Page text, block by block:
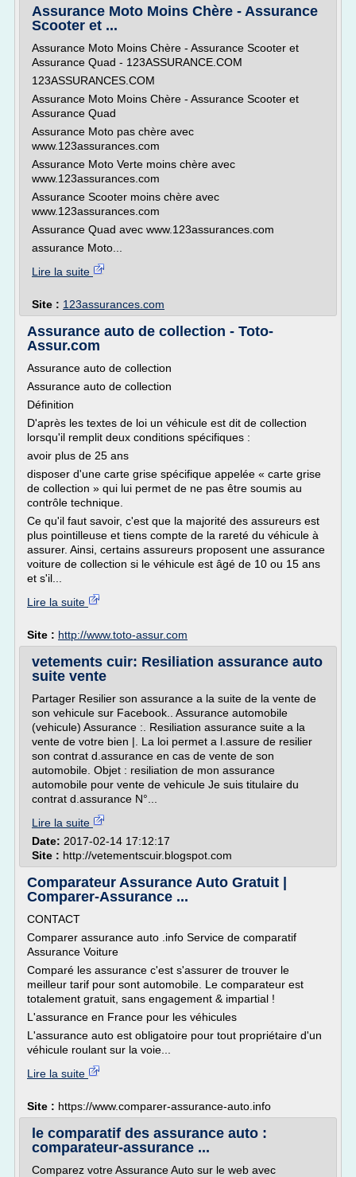
Assurance Moto Moins Chère - Assurance
Scooter et ...
Assurance Moto Moins Chère - Assurance Scooter et
Assurance Quad - 123ASSURANCE.COM
123ASSURANCES.COM
Assurance Moto Moins Chère - Assurance Scooter et
Assurance Quad
Assurance Moto pas chère avec
www.123assurances.com
Assurance Moto Verte moins chère avec
www.123assurances.com
Assurance Scooter moins chère avec
www.123assurances.com
Assurance Quad avec www.123assurances.com
assurance Moto...
Lire la suite
Site : 123assurances.com
Assurance auto de collection - Toto-
Assur.com
Assurance auto de collection
Assurance auto de collection
Définition
D'après les textes de loi un véhicule est dit de collection
lorsqu'il remplit deux conditions spécifiques :
avoir plus de 25 ans
disposer d'une carte grise spécifique appelée « carte grise
de collection » qui lui permet de ne pas être soumis au
contrôle technique.
Ce qu'il faut savoir, c'est que la majorité des assureurs est
plus pointilleuse et tiens compte de la rareté du véhicule à
assurer. Ainsi, certains assureurs proposent une assurance
voiture de collection si le véhicule est âgé de 10 ou 15 ans
et s'il...
Lire la suite
Site : http://www.toto-assur.com
vetements cuir: Resiliation assurance auto
suite vente
Partager Resilier son assurance a la suite de la vente de
son vehicule sur Facebook.. Assurance automobile
(vehicule) Assurance :. Resiliation assurance suite a la
vente de votre bien |. La loi permet a l.assure de resilier
son contrat d.assurance en cas de vente de son
automobile. Objet : resiliation de mon assurance
automobile pour vente de vehicule Je suis titulaire du
contrat d.assurance N°...
Lire la suite
Date: 2017-02-14 17:12:17
Site : http://vetementscuir.blogspot.com
Comparateur Assurance Auto Gratuit |
Comparer-Assurance ...
CONTACT
Comparer assurance auto .info Service de comparatif
Assurance Voiture
Comparé les assurance c'est s'assurer de trouver le
meilleur tarif pour sont automobile. Le comparateur est
totalement gratuit, sans engagement & impartial !
L'assurance en France pour les véhicules
L'assurance auto est obligatoire pour tout propriétaire d'un
véhicule roulant sur la voie...
Lire la suite
Site : https://www.comparer-assurance-auto.info
le comparatif des assurance auto :
comparateur-assurance ...
Comparez votre Assurance Auto sur le web avec